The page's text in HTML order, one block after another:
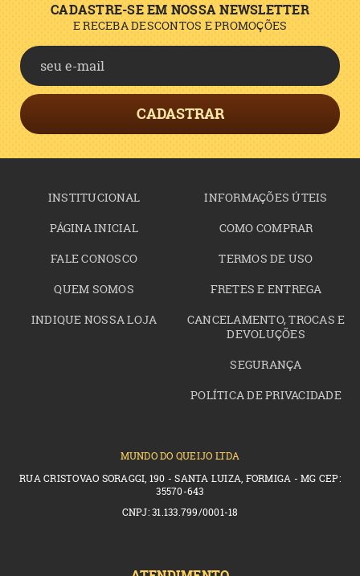
CADASTRE-SE EM NOSSA NEWSLETTER
E RECEBA DESCONTOS E PROMOÇÕES
CADASTRAR
INSTITUCIONAL
PÁGINA INICIAL
FALE CONOSCO
QUEM SOMOS
INDIQUE NOSSA LOJA
INFORMAÇÕES ÚTEIS
COMO COMPRAR
TERMOS DE USO
FRETES E ENTREGA
CANCELAMENTO, TROCAS E
DEVOLUÇÕES
SEGURANÇA
POLÍTICA DE PRIVACIDADE
MUNDO DO QUEIJO LTDA
RUA CRISTOVAO SORAGGI, 190 - SANTA LUIZA, FORMIGA - MG CEP:
35570-643
CNPJ: 31.133.799/0001-18